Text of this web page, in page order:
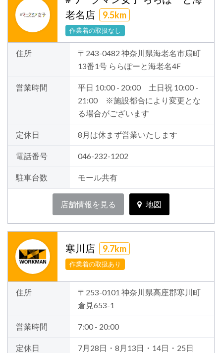
老名店
9.5km
作業着の取扱なし
住所
〒243-0482 神奈川県海老名市扇町
13番1号 ららぽーと海老名4F
営業時間
平日 10:00 - 20:00 土日祝 10:00 -
21:00 ※施設都合により変更とな
る場合がございます
定休日 8月は休まず営業いたします
電話番号 046-232-1202
駐車台数 モール共有
店舗情報を見る 地図
寒川店 9.7km
作業着の取扱あり
住所
〒253-0101 神奈川県高座郡寒川町
倉見653-1
営業時間 7:00 - 20:00
定休日 7月28日・8月13日・14日・25日